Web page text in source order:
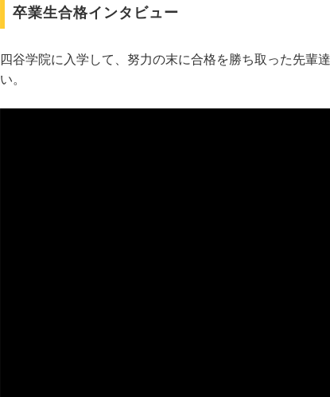
卒業生合格インタビュー
四谷学院に入学して、努力の末に合格を勝ち取った先輩
い。